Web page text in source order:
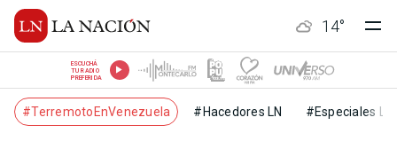
14°
ESCUCHÁ
TU RADIO
PREFERIDA
#TerremotoEnVenezuela #Hacedores LN #Especiales LN